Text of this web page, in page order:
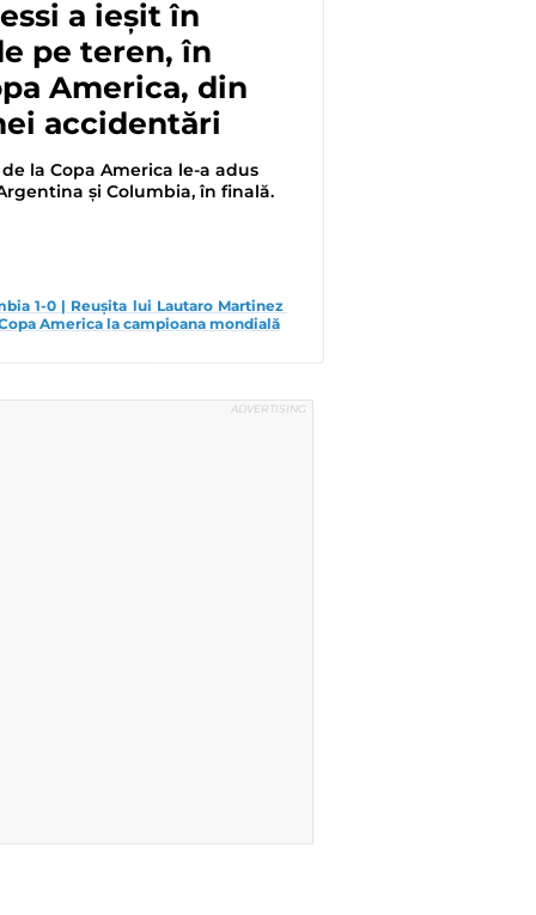
a ieșit în
pe teren, în
America, din
accidentări
la Copa America le-a adus
și Columbia, în finală.
1-0 | Reușita lui Lautaro Martinez
America la campioana mondială